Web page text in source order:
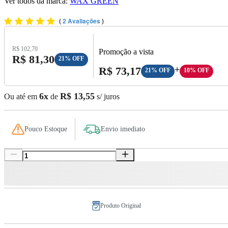
(2 Avaliações )
Preço Original:
R$ 102,70
Preço com Desconto:
R$ 81,30 21% OFF
Promoção a vista
Preço A Vista:
R$ 73,17 21% OFF + 10% OFF
Ou até em 6x de R$ 13,55 s/ juros
Pouco Estoque Envio imediato
Produto Original